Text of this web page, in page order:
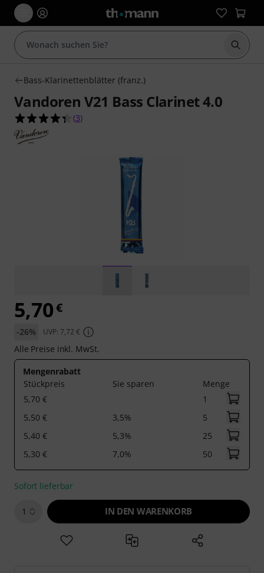
Suche
Bass-Klarinettenblätter (franz.)
Vandoren V21 Bass Clarinet 4.0
4.3 von 5 Sternen aus 3 Kundenbewertungen
(3)
5,70€
-26% UVP: 7,72 €
Alle Preise inkl. MwSt.
Mengenrabatt
Stückpreis
Sie sparen
Menge
5,70 €
1
5,50 €
3,5%
5
5,40 €
5,3%
25
5,30 €
7,0% 50
Sofort lieferbar
1 IN DEN WARENKORB